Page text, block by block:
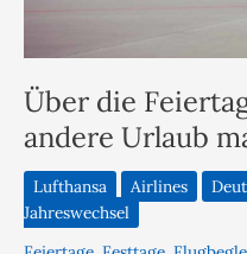
Über die
andere Urlaub
Lufthansa Airlines
Jahreswechsel